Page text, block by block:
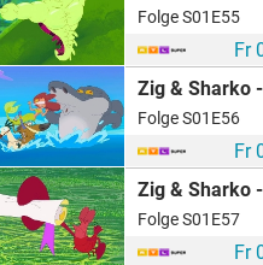
Folge S01E55
Fr
Zig & Sharko
Folge S01E56
Fr
Zig & Sharko
Folge S01E57
Fr